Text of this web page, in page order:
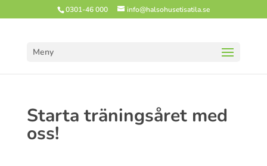
0301-46 000 info@halsohusetisatila.se
Meny
Starta träningsåret med
oss!